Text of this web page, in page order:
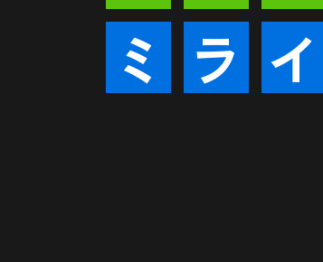
ミ ラ イ
サカモト精機は芝生
エアレーションタイ